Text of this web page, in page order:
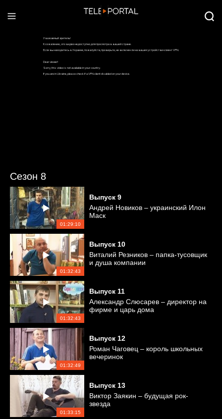
Сезон 8
01:29:10
Выпуск 9
Андрей Новиков – украинский Илон
Маск
01:32:43
Выпуск 10
Виталий Резников – папка-тусовщик
и душа компании
01:32:43
Выпуск 11
Александр Слюсарев – директор на
фирме и царь дома
01:32:49
Выпуск 12
Роман Чаговец – король школьных
вечеринок
01:33:15
Выпуск 13
Виктор Заякин – будущая рок-
звезда